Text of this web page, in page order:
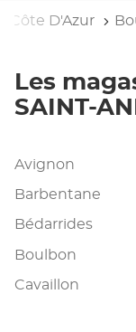
DU
POINT
SAINT-
ANDIOL
Côte D'Azur
Les
SAINT-
Avignon
Barbentane
Bédarrides
Boulbon
Cavaillon